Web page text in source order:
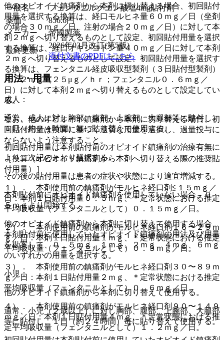
他のオピオイド鎮痛剤から本剤に切り替える場合、初回貼付
用量を選択する換算は、経口モルヒネ量６０ｍｇ／日（坐剤
の場合３０ｍｇ／日、注射の場合２０ｍｇ／日）に対して本
剤２ｍｇへ切り替えるものとして設定、初回貼付用量を選択
する換算は、経口オキシコドン量４０ｍｇ／日に対して本剤
２ｍｇへ切り替えるものとして設定、初回貼付用量を選択す
る換算は、フェンタニル経皮吸収型製剤（３日貼付型製剤）
４．２ｍｇ（２５μｇ／ｈｒ；フェンタニル０．６ｍｇ／
日）に対して本剤２ｍｇへ切り替えるものとして設定してい
る。
なお、他のオピオイド鎮痛剤から本剤に切り替える場合、初
回貼付用量は換算に基づく適切な用量を選択し、過量投与に
ならないよう注意すること。
［換算（オピオイド鎮痛剤から本剤へ切り替える際の推奨貼
付用量）］
１）． 本剤使用前の鎮痛剤がモルヒネ経口剤≦１５ｍｇ／
日：本剤１日貼付用量０．５ｍｇ、＊定常状態における推定
平均吸収量（フェンタニルとして）０．１５ｍｇ／日。
２）． 本剤使用前の鎮痛剤がモルヒネ経口剤１６〜２９ｍ
ｇ／日：本剤１日貼付用量１ｍｇ、＊定常状態における推定
平均吸収量（フェンタニルとして）０．３ｍｇ／日。
３）． 本剤使用前の鎮痛剤がモルヒネ経口剤３０〜８９ｍ
ｇ／日：本剤１日貼付用量２ｍｇ、＊定常状態における推定
平均吸収量（フェンタニルとして）０．６ｍｇ／日。
４）． 本剤使用前の鎮痛剤がモルヒネ経口剤９０〜１４９
ｍｇ／日：本剤１日貼付用量４ｍｇ、＊定常状態における推
定平均吸収量（フェンタニルとして）１．２ｍｇ／日。
一般名
フェンタニルクエン酸塩4mg貼付剤
薬価
856.6円
メーカー
帝國製薬
最終更新
2026年03月改訂(第5版)
添付文書のPDFはこちら
用法・用量
成人：
通常、成人に対し胸部、腹部、上腕部、大腿部等に貼付し、
１日（約２４時間）毎に貼り替えて使用する。
初回貼付用量は本剤貼付前のオピオイド鎮痛剤の治療有無に
より、次記のとおり選択する。
その後の貼付用量は患者の症状や状態により適宜増減する。
本剤貼付前にオピオイド鎮痛剤を使用していない場合、０．
５ｍｇより開始する。
他のオピオイド鎮痛剤から本剤に切り替えて使用する場合、
本剤貼付前に使用していたオピオイド鎮痛剤の用法及び用量
を勘案して、０．５ｍｇ、１ｍｇ、２ｍｇ、４ｍｇ、６ｍｇ
のいずれかの用量を選択する。
小児：
他のオピオイド鎮痛剤から本剤に切り替えて使用する。
通常、小児（２歳以上）に対し胸部、腹部、上腕部、大腿部
等に貼付し、１日（約２４時間）毎に貼り替えて使用する。